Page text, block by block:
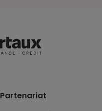
Partenariat